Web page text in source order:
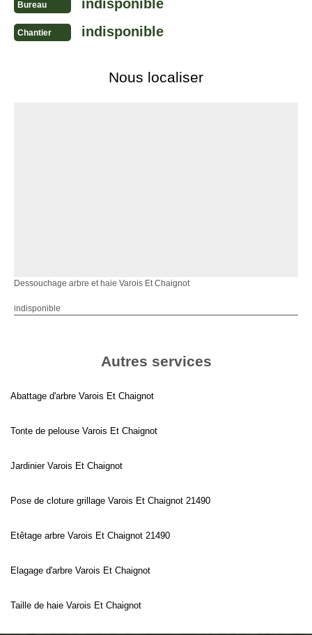
Bureau indisponible
Chantier indisponible
Nous localiser
Dessouchage arbre et haie Varois Et Chaignot
indisponible
Autres services
Abattage d'arbre Varois Et Chaignot
Tonte de pelouse Varois Et Chaignot
Jardinier Varois Et Chaignot
Pose de cloture grillage Varois Et Chaignot 21490
Etêtage arbre Varois Et Chaignot 21490
Elagage d'arbre Varois Et Chaignot
Taille de haie Varois Et Chaignot